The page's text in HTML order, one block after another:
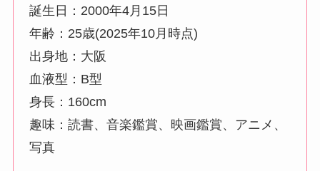
誕生日：2000年4月15日
年齢：25歳(2025年10月時点)
出身地：大阪
血液型：B型
身長：160cm
趣味：読書、音楽鑑賞、映画鑑賞、アニメ、
写真